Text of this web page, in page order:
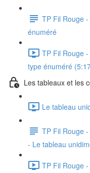
TP Fil Rouge
énuméré
TP Fil Rouge
type énuméré
Les tableaux et les
Le tableau
TP Fil Rouge
- Le tableau
TP Fil Rouge